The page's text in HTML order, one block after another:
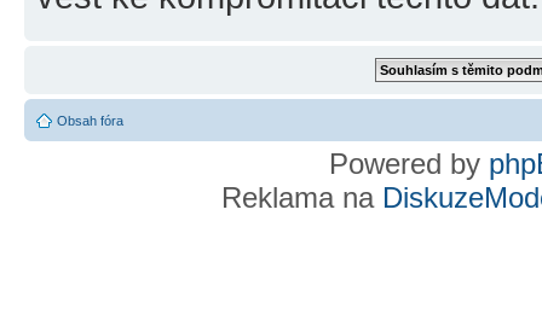
Obsah fóra
Powered by
Reklama na